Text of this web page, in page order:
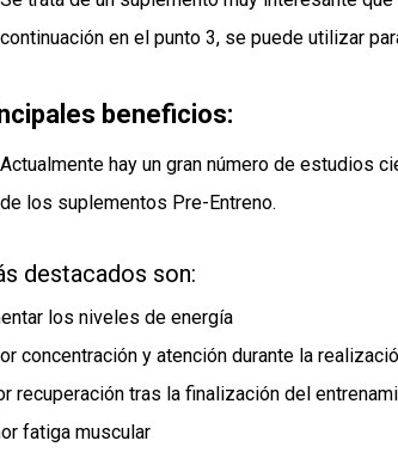
continuación en el punto 3, se puede utilizar
beneficios:
Actualmente hay un gran número de estudios
de los suplementos Pre-Entreno.
destacados son:
los niveles de energía
concentración y atención durante la
recuperación tras la finalización del
fatiga muscular